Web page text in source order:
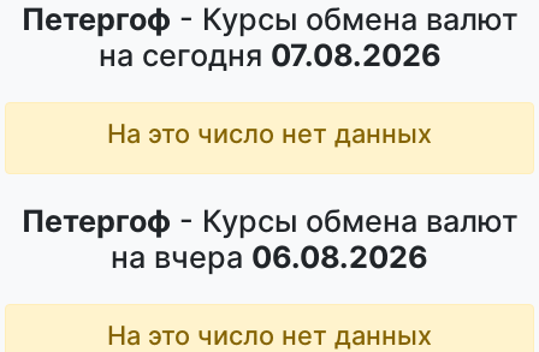
Петергоф - Курсы обмена валют
на сегодня 07.08.2026
На это число нет данных
Петергоф - Курсы обмена валют
на вчера 06.08.2026
На это число нет данных